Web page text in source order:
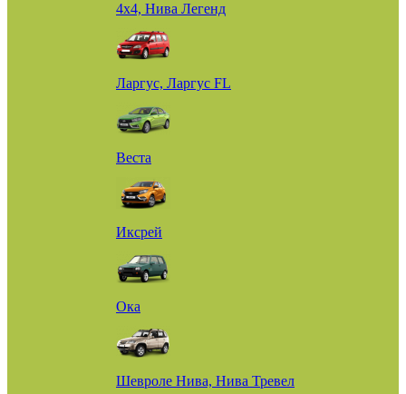
4х4, Нива Легенд
Ларгус, Ларгус FL
Веста
Иксрей
Ока
Шевроле Нива, Нива Тревел